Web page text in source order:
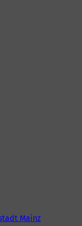
Mainz